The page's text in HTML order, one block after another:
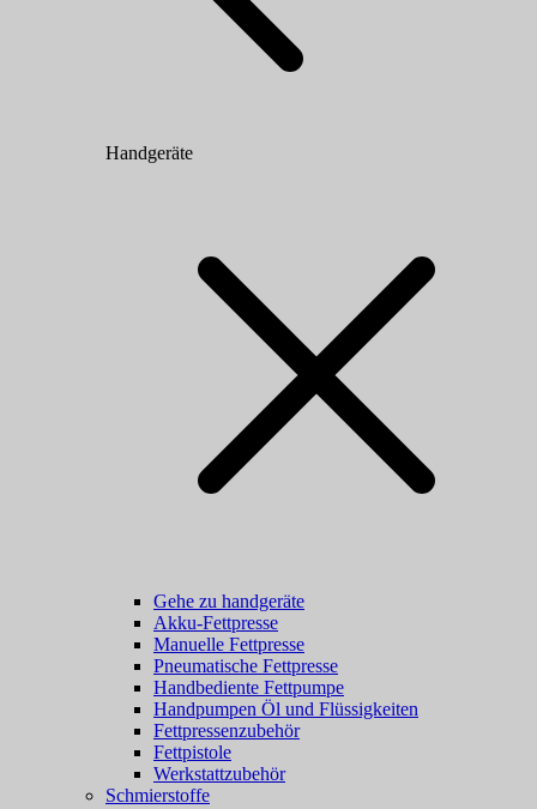
Handgeräte
Gehe zu handgeräte
Akku-Fettpresse
Manuelle Fettpresse
Pneumatische Fettpresse
Handbediente Fettpumpe
Handpumpen Öl und Flüssigkeiten
Fettpressenzubehör
Fettpistole
Werkstattzubehör
Schmierstoffe